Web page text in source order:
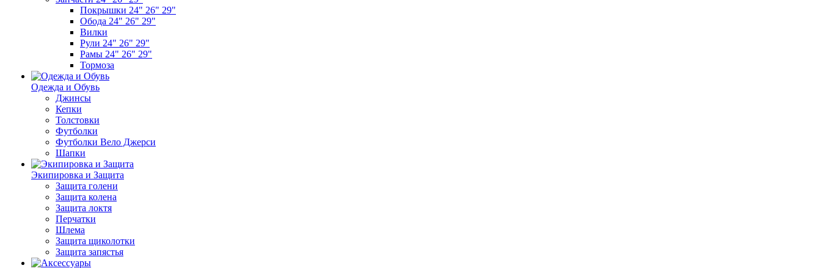
Покрышки 24" 26" 29"
Обода 24" 26" 29"
Вилки
Рули 24" 26" 29"
Рамы 24" 26" 29"
Тормоза
Одежда и Обувь
Джинсы
Кепки
Толстовки
Футболки
Футболки Вело Джерси
Шапки
Экипировка и Защита
Защита голени
Защита колена
Защита локтя
Перчатки
Шлема
Защита щиколотки
Защита запястья